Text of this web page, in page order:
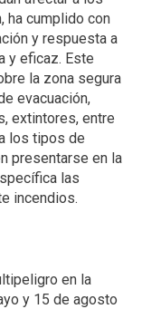
ha cumplido con
y respuesta a
y eficaz. Este
la zona segura
evacuación,
extintores, entre
los tipos de
presentarse en la
las
incendios.
en la
y 15 de agosto